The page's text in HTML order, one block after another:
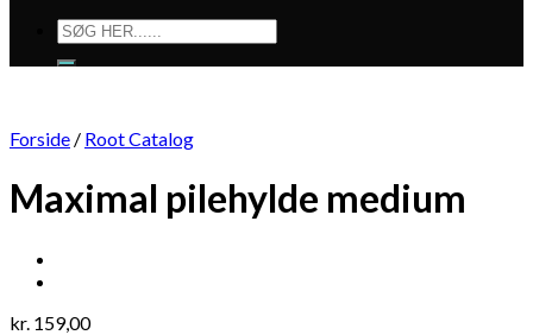
Søg
efter:
Forside / Root Catalog
Maximal pilehylde medium
kr. 159,00